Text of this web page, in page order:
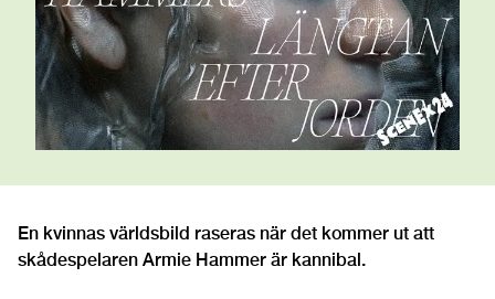
En kvinnas världsbild raseras när det kommer ut att
skådespelaren Armie Hammer är kannibal.